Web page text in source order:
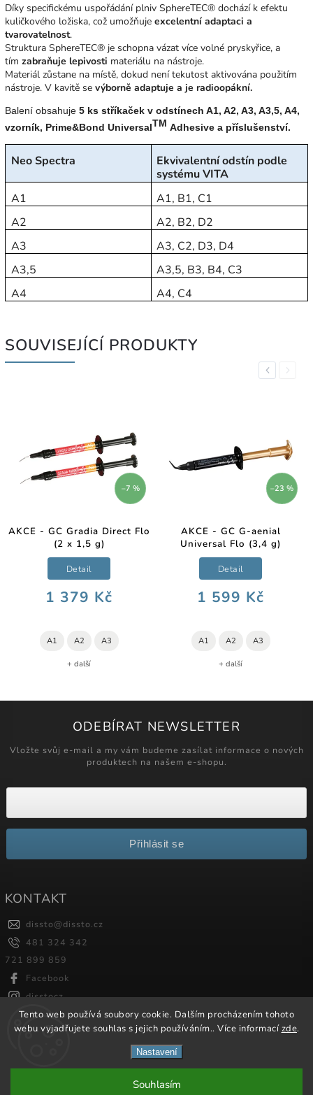
Tento web používá soubory cookie. Dalším procházením tohoto
webu vyjadřujete souhlas s jejich používáním.. Více informacízde.
Nastavení
Souhlasím
Díky specifickému uspořádání plniv SphereTEC® dochází k efektu
kuličkového ložiska, což umožňuje excelentní adaptaci a
tvarovatelnost.
Struktura SphereTEC® je schopna vázat více volné pryskyřice, a
tím zabraňuje lepivosti materiálu na nástroje.
Materiál zůstane na místě, dokud není tekutost aktivována použitím
nástroje. V kavitě se výborně adaptuje a je radioopákní.
Balení obsahuje 5 ks stříkaček v odstínech A1, A2, A3, A3,5, A4,
vzorník, Prime&Bond UniversalTM Adhesive a příslušenství.
Neo Spectra
Ekvivalentní odstín podle
systému VITA
A1
A1, B1, C1
A2
A2, B2, D2
A3
A3, C2, D3, D4
A3,5
A3,5, B3, B4, C3
A4
A4, C4
SOUVISEJÍCÍ PRODUKTY
Previous
–7 %
AKCE - GC Gradia Direct Flo
(2 x 1,5 g)
1 379 Kč
Detail
A1 A2 A3
+ další
–23 %
AKCE - GC G-aenial
Universal Flo (3,4 g)
1 599 Kč
Detail
A1 A2 A3
+ další
Next
ODEBÍRAT NEWSLETTER
Vložte svůj e-mail a my vám budeme zasílat informace o nových
produktech na našem e-shopu.
Přihlásit se
KONTAKT
dissto@dissto.cz
481 324 342
721 899 859
Facebook
disstocz
Shoptet| Design